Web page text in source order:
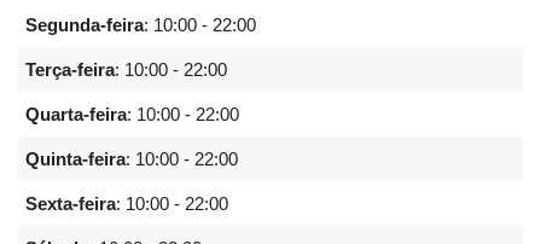
Segunda-feira: 10:00 - 22:00
Terça-feira: 10:00 - 22:00
Quarta-feira: 10:00 - 22:00
Quinta-feira: 10:00 - 22:00
Sexta-feira: 10:00 - 22:00